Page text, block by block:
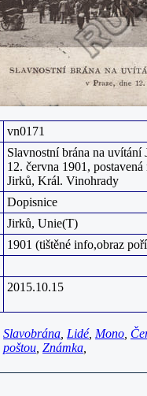
vn0171
Slavnostní brána na uvítání
12. června 1901,
Jirků, Král. Vinohrady
Dopisnice
Jirků, Unie(T)
1901 (tištěné info,obraz
2015.10.15
Slavobrána Lidé, Mono
poštou Známka